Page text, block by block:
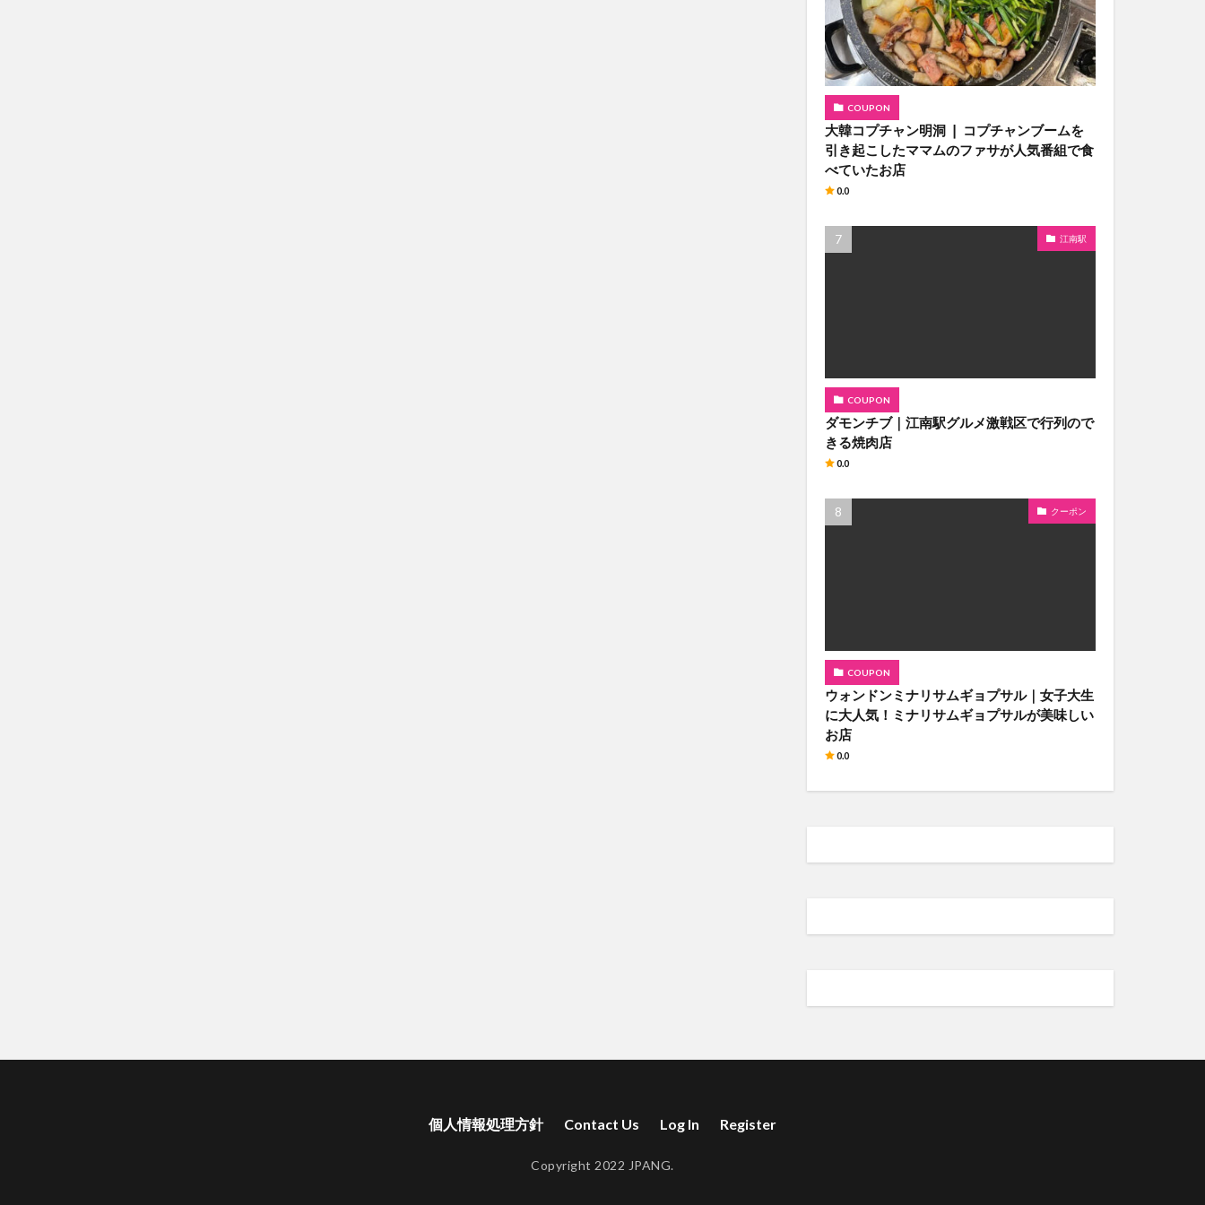
COUPON
大韓コプチャン明洞 ❘ コプチャンブームを
引き起こしたママムのファサが人気番組で食
べていたお店
0.0
江南駅
COUPON
ダモンチブ｜江南駅グルメ激戦区で行列ので
きる焼肉店
0.0
クーポン
COUPON
ウォンドンミナリサムギョプサル｜女子大生
に大人気！ミナリサムギョプサルが美味しい
お店
0.0
個人情報処理方針 Contact Us Log In Register
Copyright 2022 JPANG.